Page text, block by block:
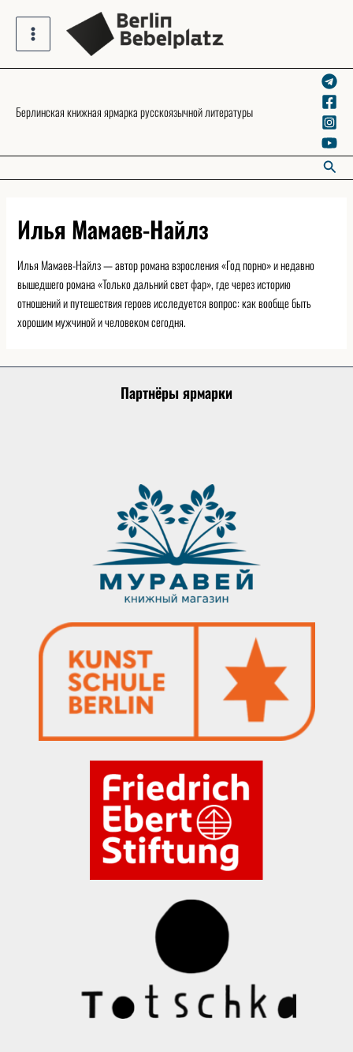
content Main
Берлинская книжная ярмарка русскоязычной литературы
Илья Мамаев-Найлз
Илья Мамаев-Найлз — автор романа взросления «Год порно» и недавно
вышедшего романа «Только дальний свет фар», где через историю
отношений и путешествия героев исследуется вопрос: как вообще быть
хорошим мужчиной и человеком сегодня.
Партнёры ярмарки